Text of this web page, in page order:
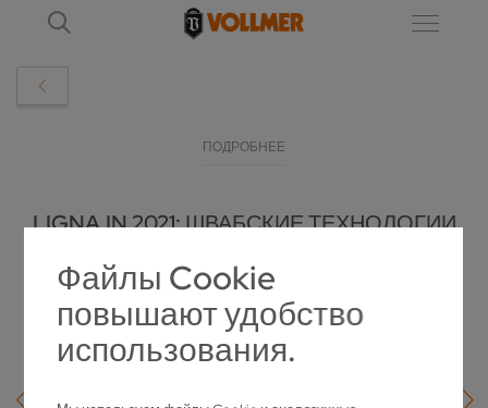
Файлы Cookie
повышают удобство
использования.
ПОДРОБНЕЕ
LIGNA.IN 2021: ШВАБСКИЕ ТЕХНОЛОГИИ
ОБРАБОТКИ ДРЕВЕСИНЫ
2021-09-27